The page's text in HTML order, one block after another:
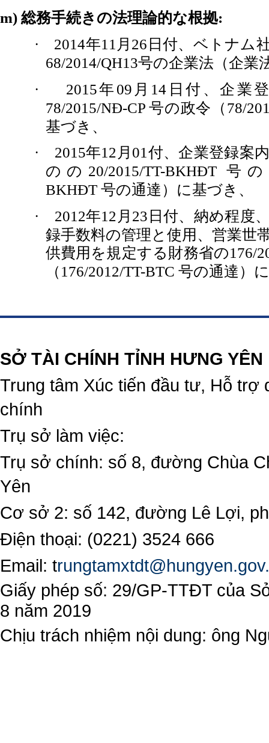
m) 総務手続きの法理論的な根拠:
·
2014年11 月 26 日付、ベトナム
68/2014/QH13号の企業法（企業
· 2015年 09 月 14 日付、企業
78/2015/NĐ-CP号の政令（ 78/
基づき、
· 2015年12 月 01 付、企業登録案
のの 20/2015/TT-BKHĐT 号
BKHĐT 号の通達）に基づき、
· 2012年12 月 23 日付、納め程度
録手数料の管理と使用、営業世
供費用を規定する財務省の176/
（ 176/2012/TT-BTC 号の通達）
SỞ TÀI CHÍNH TỈNH HƯNG YÊN
Trung tâm Xúc tiến đầu tư, Hỗ trợ
chính
Trụ sở làm việc:
Trụ sở chính: số 8, đường Chùa
Yên
Cơ sở 2: số 142, đường Lê Lợi,
Điện thoại: (0221) 3524 666
Email: t
Giấy phép số: 29/GP-TTĐT của
8 năm 2019
Chịu trách nhiệm nội dung: ông